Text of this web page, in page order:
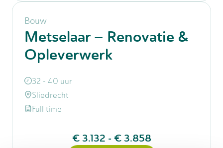
Bouw
Metselaar – Renovatie &
Opleverwerk
32 - 40 uur
Sliedrecht
Full time
€ 3.132 - € 3.858